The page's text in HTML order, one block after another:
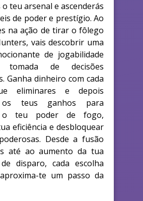
teu arsenal e ascenderás
de poder e prestígio. Ao
na ação de tirar o fôlego
vais descobrir uma
de jogabilidade
de decisões
Ganha dinheiro com cada
eliminares e depois
os teus ganhos para
o teu poder de fogo,
eficiência e desbloquear
Desde a fusão
até ao aumento da tua
disparo, cada escolha
te um passo da